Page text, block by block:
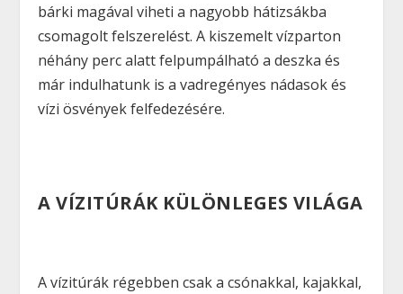
bárki magával viheti a nagyobb hátizsákba
csomagolt felszerelést. A kiszemelt vízparton
néhány perc alatt felpumpálható a deszka és
már indulhatunk is a vadregényes nádasok és
vízi ösvények felfedezésére.
A VÍZITÚRÁK KÜLÖNLEGES VILÁGA
A vízitúrák régebben csak a csónakkal, kajakkal,